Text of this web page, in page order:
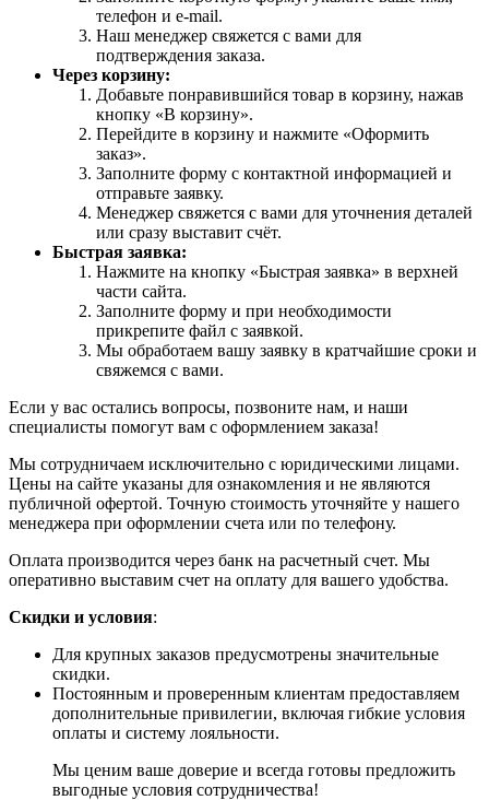
телефон и e-mail.
Наш менеджер свяжется с вами для
подтверждения заказа.
Через корзину:
Добавьте понравившийся товар в корзину, нажав
кнопку «В корзину».
Перейдите в корзину и нажмите «Оформить
заказ».
Заполните форму с контактной информацией и
отправьте заявку.
Менеджер свяжется с вами для уточнения деталей
или сразу выставит счёт.
Быстрая заявка:
Нажмите на кнопку «Быстрая заявка» в верхней
части сайта.
Заполните форму и при необходимости
прикрепите файл с заявкой.
Мы обработаем вашу заявку в кратчайшие сроки и
свяжемся с вами.
Если у вас остались вопросы, позвоните нам, и наши
специалисты помогут вам с оформлением заказа!
Мы сотрудничаем исключительно с юридическими лицами.
Цены на сайте указаны для ознакомления и не являются
публичной офертой. Точную стоимость уточняйте у нашего
менеджера при оформлении счета или по телефону.
Оплата производится через банк на расчетный счет. Мы
оперативно выставим счет на оплату для вашего удобства.
Скидки и условия:
Для крупных заказов предусмотрены значительные
скидки.
Постоянным и проверенным клиентам предоставляем
дополнительные привилегии, включая гибкие условия
оплаты и систему лояльности.
Мы ценим ваше доверие и всегда готовы предложить
выгодные условия сотрудничества!